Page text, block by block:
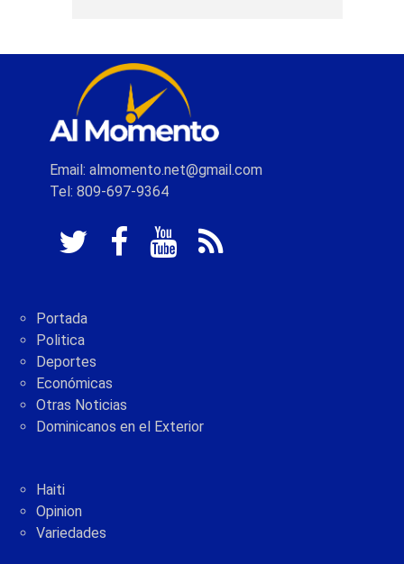
Email: almomento.net@gmail.com
Tel: 809-697-9364
Portada
Politica
Deportes
Económicas
Otras Noticias
Dominicanos en el Exterior
Haiti
Opinion
Variedades